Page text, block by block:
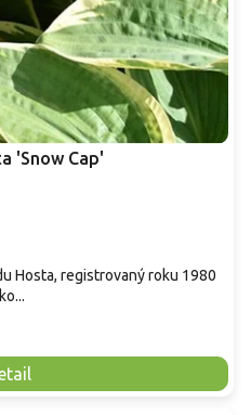
Cap' - Hosta 'Snow Cap'
Hosta, registrovaný roku 1980